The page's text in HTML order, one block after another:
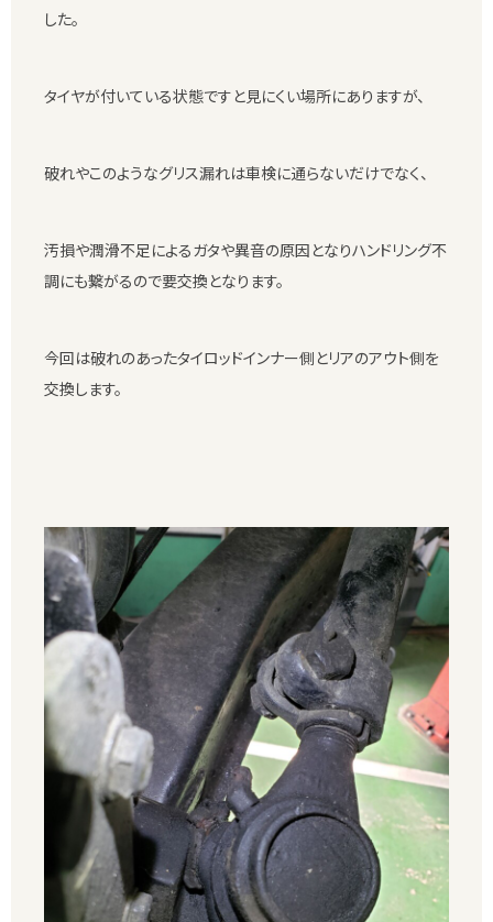
した。
タイヤが付いている状態ですと見にくい場所にありますが、
破れやこのようなグリス漏れは車検に通らないだけでなく、
汚損や潤滑不足によるガタや異音の原因となりハンドリング不
調にも繋がるので要交換となります。
今回は破れのあったタイロッドインナー側とリアのアウト側を
交換します。